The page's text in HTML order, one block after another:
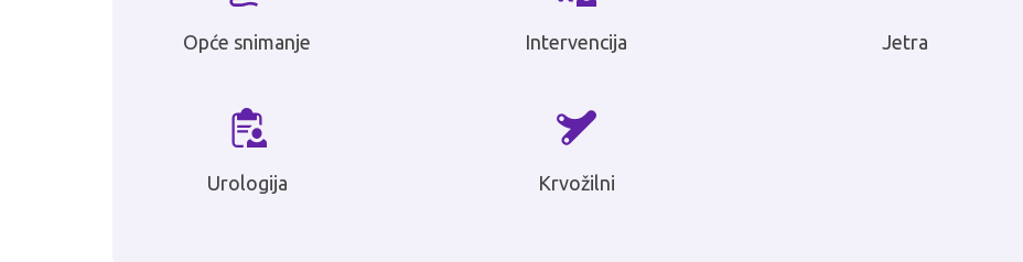
Opće snimanje Intervencija Jetra
Urologija Krvožilni